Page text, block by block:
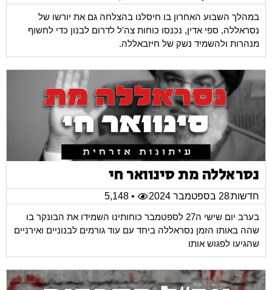
במהלך השבוע האחרון בו חיסלנו בהצלחה גם את יורשו של
נסראללה, ספי אדין, נכנסו כוחות צה'ל לדרום לבנון כדי לחשוף
מנהרות ולהשמיד נשק של חיזבאללה.
נסראללה מת סינוואר חי
חדשות28 בספטמבר 2024
• 5,148
בערב יום שישי ה27 לספטמבר כוחותינו השמידו את הבונקר בו
שהה באותו הזמן נסראללה ביחד עם עוד גורמים לבנוניים ואירניים
שהגיעו לפגוש אותו